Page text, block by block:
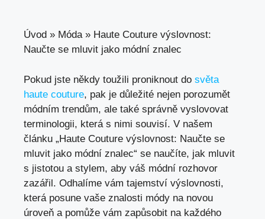
Úvod » Móda» Haute Couture výslovnost:
Naučte se mluvit jako módní znalec
Pokud jste někdy toužili proniknout do světa
haute couture, pak je důležité nejen porozumět
módním trendům, ale také správně vyslovovat
terminologii, která s nimi souvisí. V našem
článku „Haute Couture výslovnost: Naučte se
mluvit jako módní znalec“ se naučíte, jak mluvit
s jistotou a stylem, aby váš módní rozhovor
zazářil. Odhalíme vám tajemství výslovnosti,
která posune vaše znalosti módy na novou
úroveň a pomůže vám zapůsobit na každého